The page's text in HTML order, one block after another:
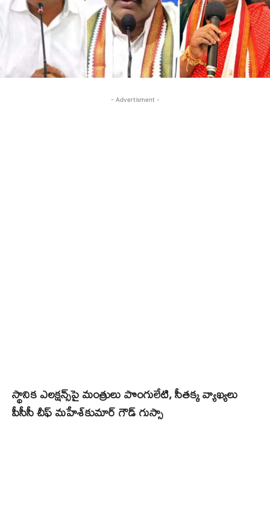
- Advertisment -
స్థానిక ఎలక్షన్స్​పై మంత్రులు పొంగులేటి, సీతక్క వ్యాఖ్యలు
పీసీసీ చీఫ్ మహేశ్‌కుమార్ గౌడ్ గుస్సా